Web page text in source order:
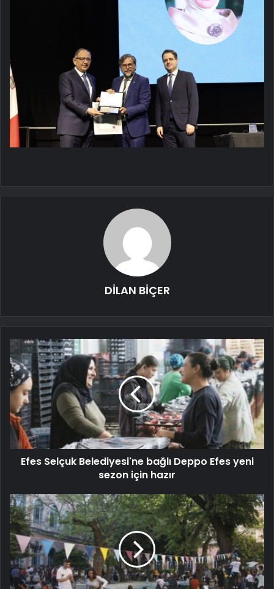
DİLAN BİÇER
Efes Selçuk Belediyesi'ne bağlı Deppo Efes yeni
sezon için hazır